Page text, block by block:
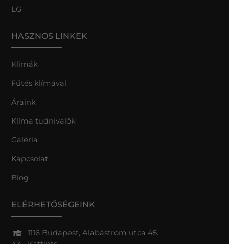
LG
HASZNOS LINKEK
Klímák
Fűtés klímával
Áraink
Klíma tudnivalók
Galéria
Kapcsolat
Blog
ELÉRHETŐSÉGEINK
: 1116 Budapest, Alabástrom utca 45.